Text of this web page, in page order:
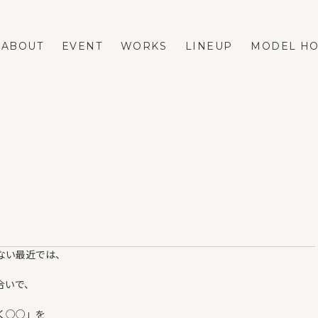
ABOUT EVENT WORKS LINEUP MODEL
最近では、
で、
○○」を